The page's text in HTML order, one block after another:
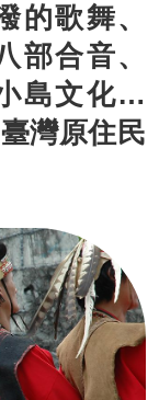
的歌舞、
部合音、
島文化…
灣原住民